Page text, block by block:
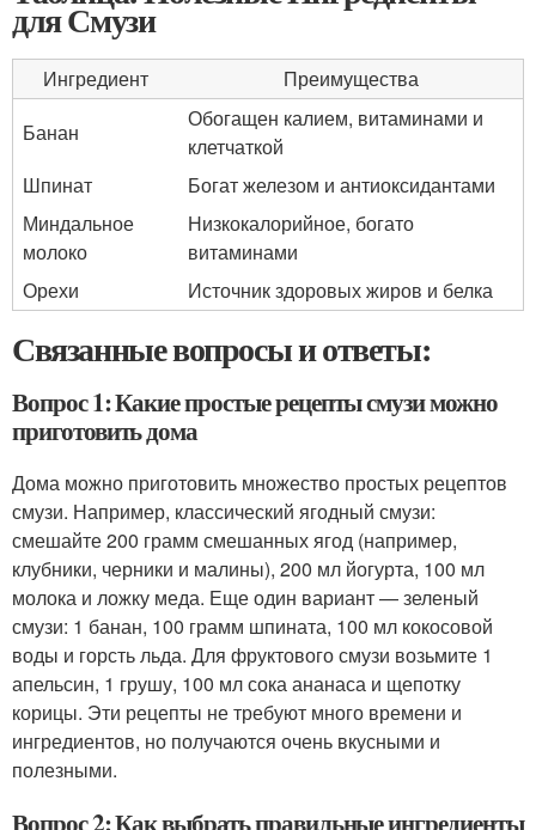
для Смузи
Ингредиент
Преимущества
Банан
Обогащен калием, витаминами и
клетчаткой
Шпинат
Богат железом и антиоксидантами
Миндальное
молоко
Низкокалорийное, богато
витаминами
Орехи
Источник здоровых жиров и белка
Связанные вопросы и ответы:
Вопрос 1: Какие простые рецепты смузи можно
приготовить дома
Дома можно приготовить множество простых рецептов
смузи. Например, классический ягодный смузи:
смешайте 200 грамм смешанных ягод (например,
клубники, черники и малины), 200 мл йогурта, 100 мл
молока и ложку меда. Еще один вариант — зеленый
смузи: 1 банан, 100 грамм шпината, 100 мл кокосовой
воды и горсть льда. Для фруктового смузи возьмите 1
апельсин, 1 грушу, 100 мл сока ананаса и щепотку
корицы. Эти рецепты не требуют много времени и
ингредиентов, но получаются очень вкусными и
полезными.
Вопрос 2: Как выбрать правильные ингредиенты